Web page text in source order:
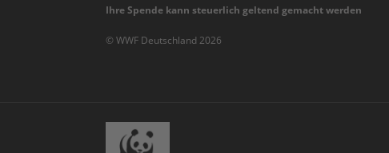
Ihre Spende kann steuerlich geltend gemacht werden
© WWF Deutschland 2026